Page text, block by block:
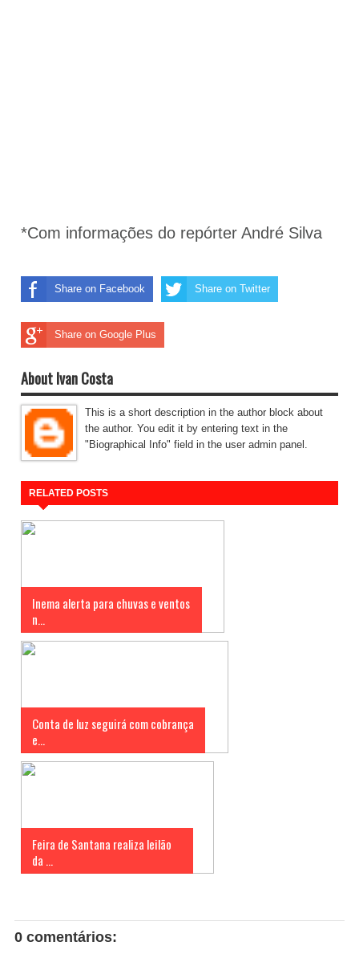
*Com informações do repórter André Silva
Share on Facebook Share on Twitter
Share on Google Plus
About Ivan Costa
This is a short description in the author block about
the author. You edit it by entering text in the
"Biographical Info" field in the user admin panel.
RELATED POSTS
Inema alerta para chuvas e ventos
n...
Conta de luz seguirá com cobrança
e...
Feira de Santana realiza leilão
da ...
0 comentários: